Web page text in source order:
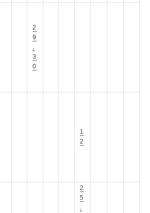
2
9
,
3
0
1
2
2
5
,